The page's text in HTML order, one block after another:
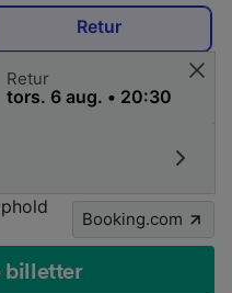
Retur
Retur
Booking.com
billetter